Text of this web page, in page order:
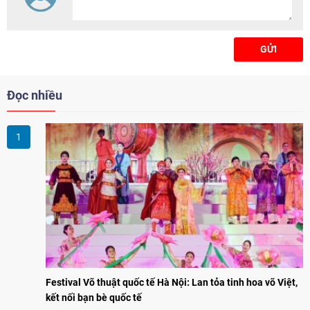
GỬI
Đọc nhiều
Festival Võ thuật quốc tế Hà Nội: Lan tỏa tinh hoa võ Việt,
kết nối bạn bè quốc tế